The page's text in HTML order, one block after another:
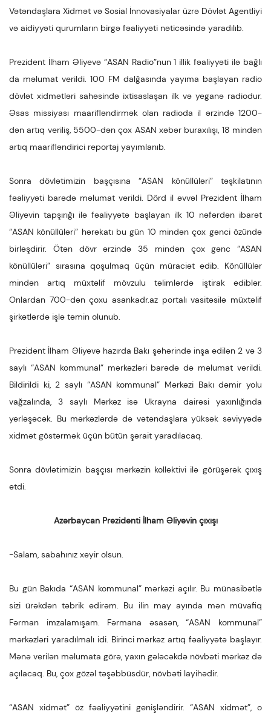
Vətəndaşlara Xidmət və Sosial İnnovasiyalar üzrə Dövlət Agentliyi
və aidiyyəti qurumların birgə fəaliyyəti nəticəsində yaradılıb.
Prezident İlham Əliyevə “ASAN Radio”nun 1 illik fəaliyyəti ilə bağlı
da məlumat verildi. 100 FM dalğasında yayıma başlayan radio
dövlət xidmətləri sahəsində ixtisaslaşan ilk və yeganə radiodur.
Əsas missiyası maarifləndirmək olan radioda il ərzində 1200-
dən artıq veriliş, 5500-dən çox ASAN xəbər buraxılışı, 18 mindən
artıq maarifləndirici reportaj yayımlanıb.
Sonra dövlətimizin başçısına “ASAN könüllüləri” təşkilatının
fəaliyyəti barədə məlumat verildi. Dörd il əvvəl Prezident İlham
Əliyevin tapşırığı ilə fəaliyyətə başlayan ilk 10 nəfərdən ibarət
“ASAN könüllüləri” hərəkatı bu gün 10 mindən çox gənci özündə
birləşdirir. Ötən dövr ərzində 35 mindən çox gənc “ASAN
könüllüləri” sırasına qoşulmaq üçün müraciət edib. Könüllülər
mindən artıq müxtəlif mövzulu təlimlərdə iştirak ediblər.
Onlardan 700-dən çoxu asankadr.az portalı vasitəsilə müxtəlif
şirkətlərdə işlə təmin olunub.
Prezident İlham Əliyevə hazırda Bakı şəhərində inşa edilən 2 və 3
saylı “ASAN kommunal” mərkəzləri barədə də məlumat verildi.
Bildirildi ki, 2 saylı “ASAN kommunal” Mərkəzi Bakı dəmir yolu
vağzalında, 3 saylı Mərkəz isə Ukrayna dairəsi yaxınlığında
yerləşəcək. Bu mərkəzlərdə də vətəndaşlara yüksək səviyyədə
xidmət göstərmək üçün bütün şərait yaradılacaq.
Sonra dövlətimizin başçısı mərkəzin kollektivi ilə görüşərək çıxış
etdi.
Azərbaycan Prezidenti İlham Əliyevin çıxışı
-Salam, sabahınız xeyir olsun.
Bu gün Bakıda “ASAN kommunal” mərkəzi açılır. Bu münasibətlə
sizi ürəkdən təbrik edirəm. Bu ilin may ayında mən müvafiq
Fərman imzalamışam. Fərmana əsasən, “ASAN kommunal”
mərkəzləri yaradılmalı idi. Birinci mərkəz artıq fəaliyyətə başlayır.
Mənə verilən məlumata görə, yaxın gələcəkdə növbəti mərkəz də
açılacaq. Bu, çox gözəl təşəbbüsdür, növbəti layihədir.
“ASAN xidmət” öz fəaliyyətini genişləndirir. “ASAN xidmət”, o